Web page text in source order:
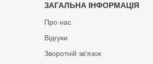
ЗАГАЛЬНА ІНФОРМАЦІЯ
Про нас
Відгуки
Зворотній зв'язок